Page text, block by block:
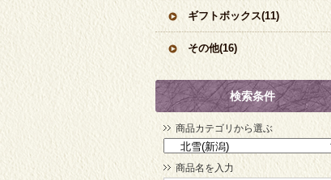
ギフトボックス(11)
その他(16)
検索条件
商品カテゴリから選ぶ
商品名を入力